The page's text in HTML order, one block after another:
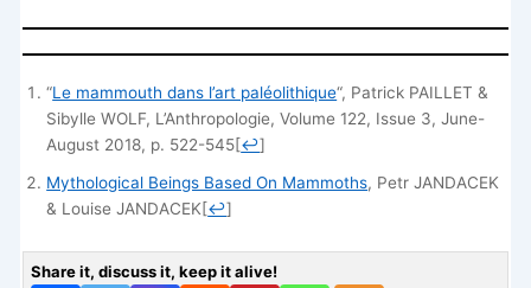
“Le mammouth dans l’art paléolithique“, Patrick PAILLET &
Sibylle WOLF, L’Anthropologie, Volume 122, Issue 3, June-
August 2018, p. 522-545[↩]
Mythological Beings Based On Mammoths, Petr JANDACEK
& Louise JANDACEK[↩]
Share it, discuss it, keep it alive!